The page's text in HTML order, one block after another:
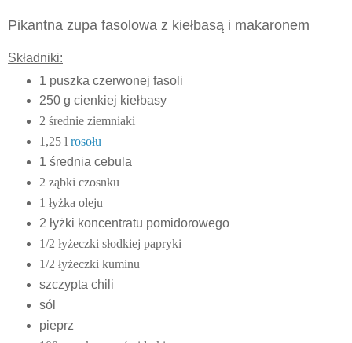
Pikantna zupa fasolowa z kiełbasą i makaronem
Składniki:
1 puszka czerwonej fasoli
250 g cienkiej kiełbasy
2 średnie ziemniaki
1,25 l rosołu
1 średnia cebula
2 ząbki czosnku
1 łyżka oleju
2 łyżki koncentratu pomidorowego
1/2 łyżeczki słodkiej papryki
1/2 łyżeczki kuminu
szczypta chili
sól
pieprz